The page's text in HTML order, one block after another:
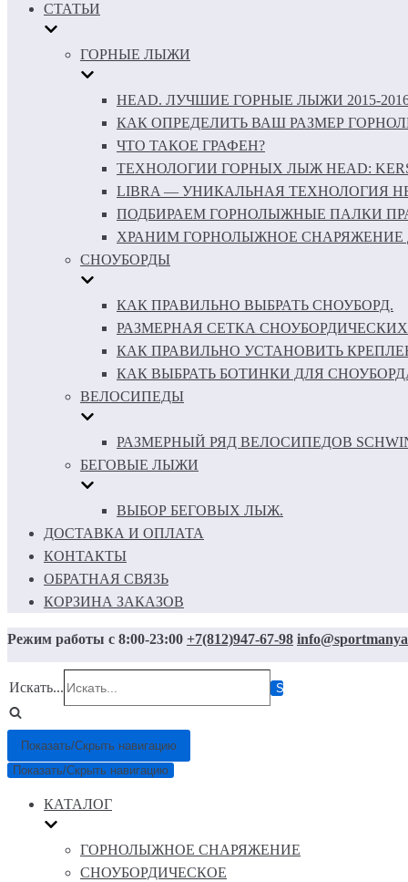
СТАТЬИ
ГОРНЫЕ ЛЫЖИ
HEAD. ЛУЧШИЕ ГОРНЫЕ ЛЫЖИ 2015-
КАК ОПРЕДЕЛИТЬ ВАШ РАЗМЕР
ЧТО ТАКОЕ ГРАФЕН?
ТЕХНОЛОГИИ ГОРНЫХ ЛЫЖ HEAD: KERS
LIBRA — УНИКАЛЬНАЯ ТЕХНОЛОГИЯ
ПОДБИРАЕМ ГОРНОЛЫЖНЫЕ ПАЛКИ
ХРАНИМ ГОРНОЛЫЖНОЕ
СНОУБОРДЫ
КАК ПРАВИЛЬНО ВЫБРАТЬ СНОУБОРД.
РАЗМЕРНАЯ СЕТКА
КАК ПРАВИЛЬНО УСТАНОВИТЬ
КАК ВЫБРАТЬ БОТИНКИ ДЛЯ
ВЕЛОСИПЕДЫ
РАЗМЕРНЫЙ РЯД ВЕЛОСИПЕДОВ
БЕГОВЫЕ ЛЫЖИ
ВЫБОР БЕГОВЫХ ЛЫЖ.
ДОСТАВКА И ОПЛАТА
КОНТАКТЫ
ОБРАТНАЯ СВЯЗЬ
КОРЗИНА ЗАКАЗОВ
Режим работы с 8:00-23:00 +7(812)947-67-98
Искать...
Показать/Скрыть навигацию
Показать/Скрыть навигацию
КАТАЛОГ
ГОРНОЛЫЖНОЕ СНАРЯЖЕНИЕ
СНОУБОРДИЧЕСКОЕ